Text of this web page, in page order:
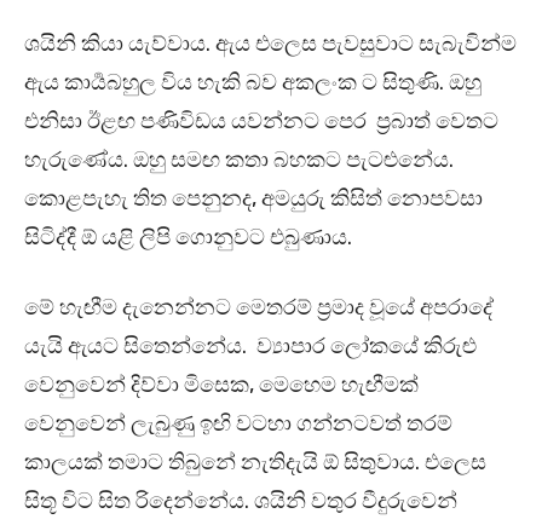
ශයිනි කියා යැව්වාය. ඇය එලෙස පැවසුවාට සැබැවින්ම
ඇය කාර්‍යබහුල විය හැකි බව අකලංක ට සිතුණි. ඔහු
එනිසා ඊළඟ පණිවිඩය යවන්නට පෙර ප්‍රබාත් වෙතට
හැරුණේය. ඔහු සමඟ කතා බහකට පැටළුනේය.
කොළපැහැ තිත පෙනුනද, අමයුරු කිසිත් නොපවසා
සිටිද්දී ඕ යළි ලිපි ගොනුවට එබුණාය.
මේ හැඟීම දැනෙන්නට මෙතරම් ප්‍රමාද වූයේ අපරාදේ
යැයි ඇයට සිතෙන්නේය. ව්‍යාපාර ලෝකයේ කිරුළු
වෙනුවෙන් දිව්වා මිසෙක, මෙහෙම හැඟීමක්
වෙනුවෙන් ලැබුණු ඉඟි වටහා ගන්නටවත් තරම්
කාලයක් තමාට තිබුනේ නැතිදැයි ඕ සිතුවාය. එලෙස
සිතූ විට සිත රිදෙන්නේය. ශයිනි වතුර වීදුරුවෙන්